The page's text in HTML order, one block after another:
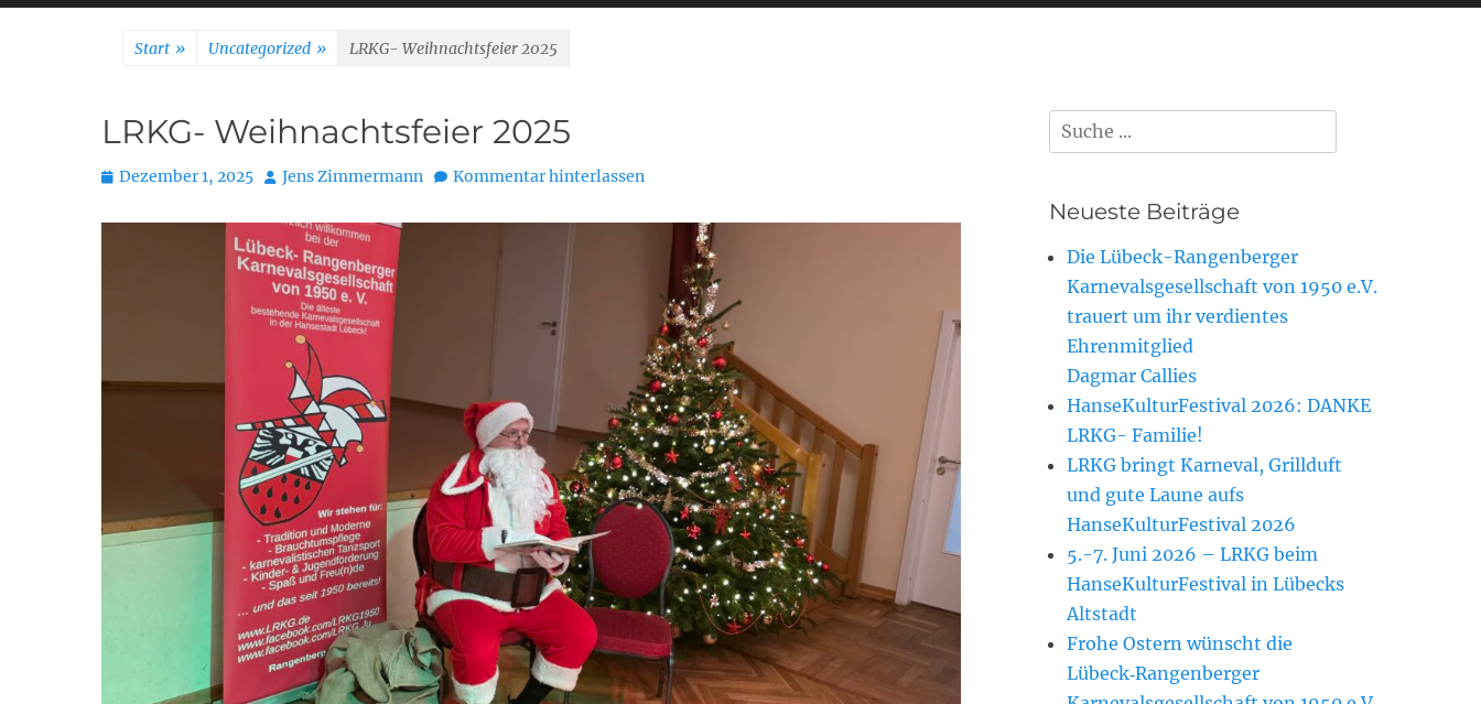
Start » Uncategorized » LRKG- Weihnachtsfeier 2025
LRKG- Weihnachtsfeier 2025
Posted
Dezember 1, 2025 Autor
Jens Zimmermann Kommentar hinterlassen
Suchen
nach:
Neueste Beiträge
Die Lübeck-Rangenberger
Karnevalsgesellschaft von 1950 e.V.
trauert um ihr verdientes
Ehrenmitglied
Dagmar Callies
HanseKulturFestival 2026: DANKE
LRKG- Familie!
LRKG bringt Karneval, Grillduft
und gute Laune aufs
HanseKulturFestival 2026
5.-7. Juni 2026 – LRKG beim
HanseKulturFestival in Lübecks
Altstadt
Frohe Ostern wünscht die
Lübeck‑Rangenberger